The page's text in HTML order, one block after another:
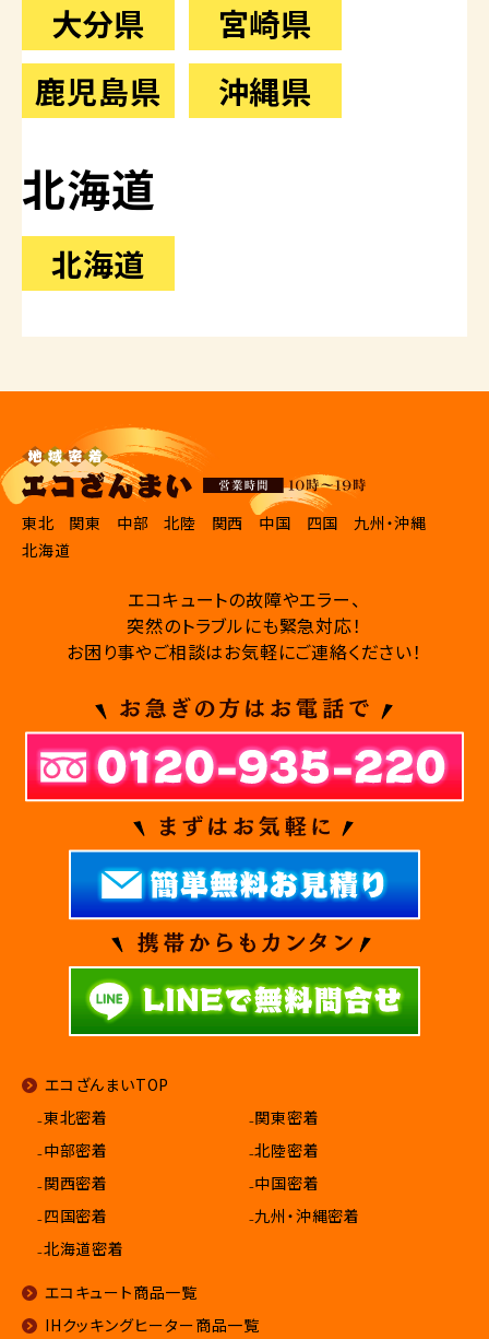
大分県
宮崎県
鹿児島県
沖縄県
北海道
北海道
東北 関東 中部 北陸 関西 中国 四国
九州・沖縄
北海道
エコキュートの故障やエラー、
突然のトラブルにも緊急対応！
お困り事やご相談はお気軽にご連絡ください！
エコざんまいTOP
₋東北密着
₋関東密着
₋中部密着
₋北陸密着
₋関西密着
₋中国密着
₋四国密着
₋九州・沖縄密着
₋北海道密着
エコキュート商品一覧
IHクッキングヒーター商品一覧